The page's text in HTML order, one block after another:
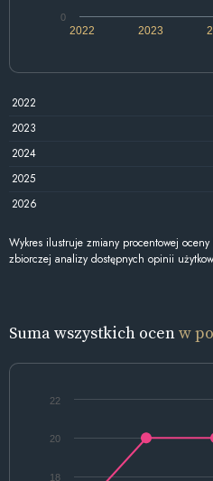
2022 2023
0
2022
2023
2024
2025
2026
Wykres ilustruje zmiany procentowej
zbiorczej analizy dostępnych opinii
Suma wszystkich ocenw
18
20
22